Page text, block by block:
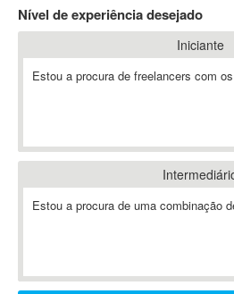
802.11
A-GPS
ABAP
Abaqus
ABBYY FineReader
Ableton
Nível de experiência desejado
Iniciante
Estou a procura de freelancers com
Estou a procura de uma combinação